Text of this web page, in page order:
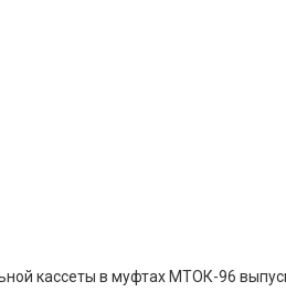
кассеты в муфтах МТОК-96